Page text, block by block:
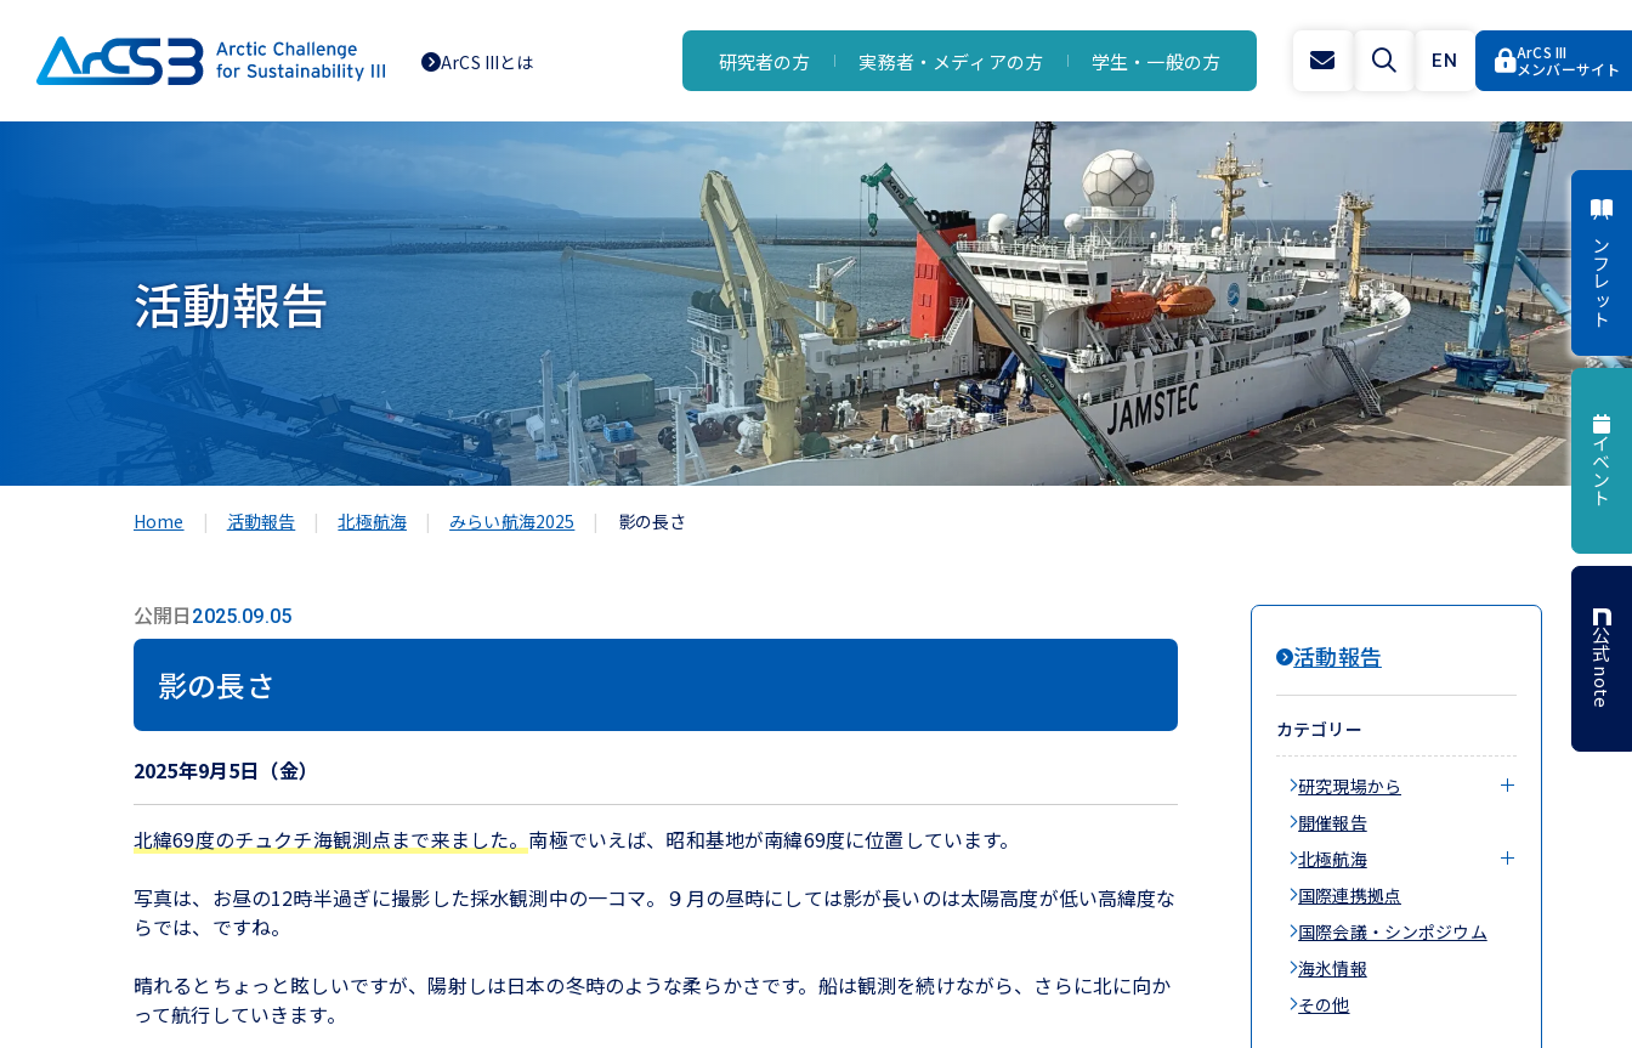
ArCS IIIとは EN
ArCS III
メンバーサイト
研究者の方 実務者・メディアの方 学生・一般の方
活動報告
Home 活動報告 北極航海 みらい航海2025 影の長さ
公開日 2025.09.05
影の長さ
2025年9月5日（金）
北緯69度のチュクチ海観測点まで来ました。 南極でいえば、昭和基地が南緯69度に位置しています。
写真は、お昼の12時半過ぎに撮影した採水観測中の一コマ。９月の昼時にしては影が長いのは太陽高度が低い高緯度な
らでは、ですね。
晴れるとちょっと眩しいですが、陽射しは日本の冬時のような柔らかさです。船は観測を続けながら、さらに北に向か
って航行していきます。
活動報告
カテゴリー
研究現場から
開催報告
北極航海
国際連携拠点
国際会議・シンポジウム
海氷情報
その他
パンフレット
イベント
公式 note